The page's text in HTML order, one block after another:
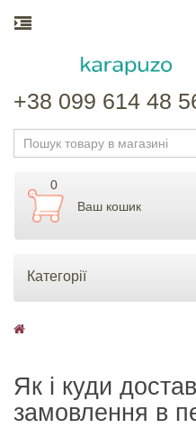
+38 099 614 48
0
Ваш кошик
Категорії
Як і куди
замовлення в